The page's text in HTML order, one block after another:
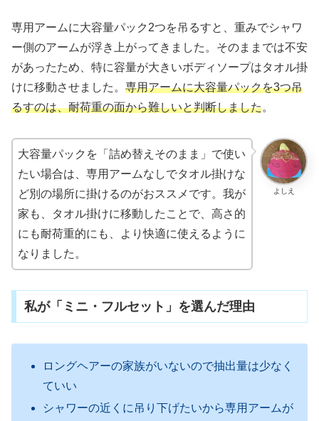
専用アームに大容量パック2つを吊るすと、重みでシャワ
ー側のアームが浮き上がってきました。そのままでは不安
があったため、特に容量が大きいボディソープはタオル掛
けに移動させました。 専用アームに大容量パックを3つ吊
るすのは、耐荷重の面から難しいと判断しました。
よしえ
大容量パックを「詰め替えそのまま」で使い
たい場合は、専用アームなしでタオル掛けな
ど別の場所に掛けるのがおススメです。我が
家も、タオル掛けに移動したことで、高さ的
にも耐荷重的にも、より快適に使えるように
なりました。
私が「ミニ・フルセット」を選んだ理由
ロングヘアーの家族がいないので抽出量は少なく
ていい
シャワーの近くに吊り下げたいから専用アームが